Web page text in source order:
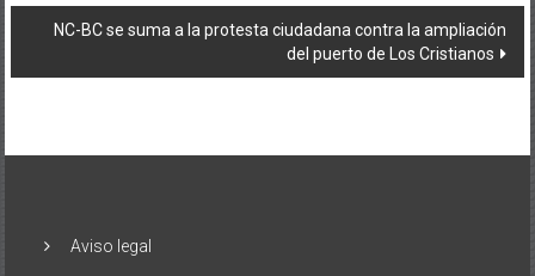
entradas
NC-BC se suma a la protesta ciudadana contra la ampliación
del puerto de Los Cristianos
Aviso legal